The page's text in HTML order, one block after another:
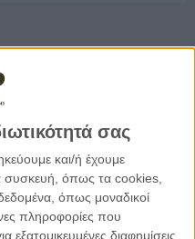
σας
και/ή έχουμε
συσκευή, όπως τα cookies,
όπως μοναδικοί
πληροφορίες που
διαφημίσεις
“ισόβια καταδίκη